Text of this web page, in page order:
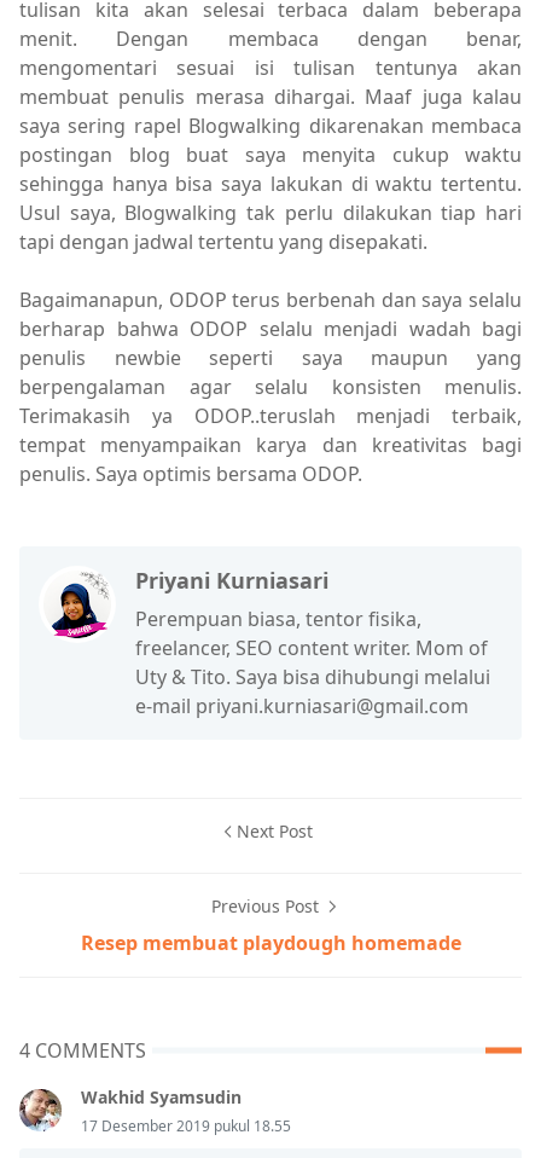
tulisan kita akan selesai terbaca dalam beberapa
menit. Dengan membaca dengan benar,
mengomentari sesuai isi tulisan tentunya akan
membuat penulis merasa dihargai. Maaf juga kalau
saya sering rapel Blogwalking dikarenakan membaca
postingan blog buat saya menyita cukup waktu
sehingga hanya bisa saya lakukan di waktu tertentu.
Usul saya, Blogwalking tak perlu dilakukan tiap hari
tapi dengan jadwal tertentu yang disepakati.
Bagaimanapun, ODOP terus berbenah dan saya selalu
berharap bahwa ODOP selalu menjadi wadah bagi
penulis newbie seperti saya maupun yang
berpengalaman agar selalu konsisten menulis.
Terimakasih ya ODOP..teruslah menjadi terbaik,
tempat menyampaikan karya dan kreativitas bagi
penulis. Saya optimis bersama ODOP.
Priyani Kurniasari
Perempuan biasa, tentor fisika,
freelancer, SEO content writer. Mom of
Uty & Tito. Saya bisa dihubungi melalui
e-mail priyani.kurniasari@gmail.com
Next Post
Previous Post
Resep membuat playdough homemade
4 COMMENTS
Wakhid Syamsudin
17 Desember 2019 pukul 18.55